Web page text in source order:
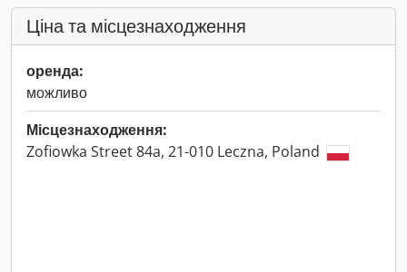
Ціна та місцезнаходження
оренда:
можливо
Місцезнаходження:
Zofiowka Street 84a, 21-010 Leczna, Poland